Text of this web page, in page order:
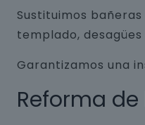
Sustituimos
templado,
Garantizamos una
Reforma